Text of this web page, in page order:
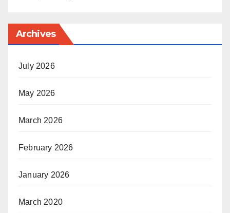
Archives
July 2026
May 2026
March 2026
February 2026
January 2026
March 2020